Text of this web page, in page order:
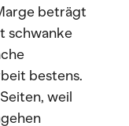
beträgt
schwanke
bestens.
weil